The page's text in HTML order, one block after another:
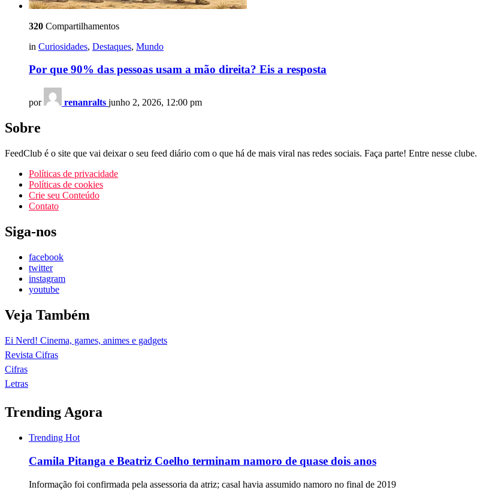
320 Compartilhamentos
in Curiosidades, Destaques, Mundo
Por que 90% das pessoas usam a mão direita? Eis a resposta
por renanralts junho 2, 2026, 12:00 pm
Sobre
FeedClub é o site que vai deixar o seu feed diário com o que há de mais viral nas redes sociais. Faça parte! Entre nesse clube.
Políticas de privacidade
Políticas de cookies
Crie seu Conteúdo
Contato
Siga-nos
facebook
twitter
instagram
youtube
Veja Também
Ei Nerd! Cinema, games, animes e gadgets
Revista Cifras
Cifras
Letras
Trending Agora
Trending Hot
Camila Pitanga e Beatriz Coelho terminam namoro de quase dois anos
Informação foi confirmada pela assessoria da atriz; casal havia assumido namoro no final de 2019